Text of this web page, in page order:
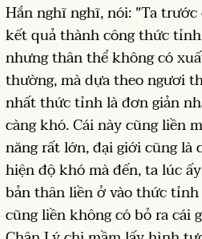
Hắn nghĩ nghĩ, nói: "Ta
kết quả thành công thức
nhưng thân thể không có
thường, mà dựa theo ngươi
nhất thức tỉnh là đơn giản
càng khó. Cái này cũng liền
năng rất lớn, đại giới cũng là
hiện độ khó mà đến, ta lúc
bản thân liền ở vào thức
cũng liền không có bỏ ra cái